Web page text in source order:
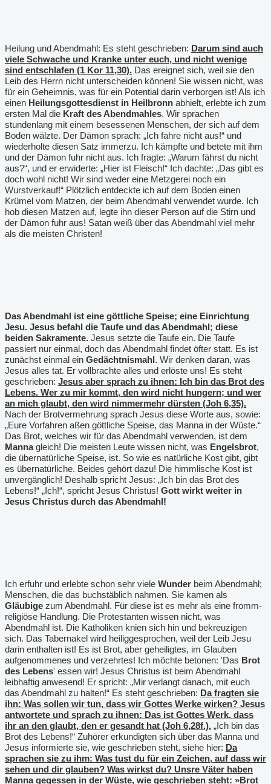
Heilung und Abendmahl: Es steht geschrieben: Darum sind auch
viele Schwache und Kranke unter euch, und nicht wenige
sind entschlafen (1 Kor 11,30). Das ereignet sich, weil sie den
Leib des Herrn nicht unterscheiden können! Sie wissen nicht, was
für ein Geheimnis, was für ein Potential darin verborgen ist! Als ich
einen Heilungsgottesdienst in Heilbronn abhielt, erlebte ich zum
ersten Mal die Kraft des Abendmahles. Wir sprachen
stundenlang mit einem besessenen Menschen, der sich auf dem
Boden wälzte. Der Dämon sprach: „Ich fahre nicht aus!“ und
wiederholte diesen Satz immerzu. Ich kämpfte und betete mit ihm
und der Dämon fuhr nicht aus. Ich fragte: „Warum fährst du nicht
aus?“, und er erwiderte: „Hier ist Fleisch!“ Ich dachte: „Das gibt es
doch wohl nicht! Wir sind weder eine Metzgerei noch ein
Wurstverkauf!“ Plötzlich entdeckte ich auf dem Boden einen
Krümel vom Matzen, der beim Abendmahl verwendet wurde. Ich
hob diesen Matzen auf, legte ihn dieser Person auf die Stirn und
der Dämon fuhr aus! Satan weiß über das Abendmahl viel mehr
als die meisten Christen!
Das Abendmahl ist eine göttliche Speise; eine Einrichtung
Jesu. Jesus befahl die Taufe und das Abendmahl; diese
beiden Sakramente. Jesus setzte die Taufe ein. Die Taufe
passiert nur einmal, doch das Abendmahl findet öfter statt. Es ist
zunächst einmal ein Gedächtnismahl . Wir denken daran, was
Jesus alles tat. Er vollbrachte alles und erlöste uns! Es steht
geschrieben: Jesus aber sprach zu ihnen: Ich bin das Brot des
Lebens. Wer zu mir kommt, den wird nicht hungern; und wer
an mich glaubt, den wird nimmermehr dürsten (Joh 6,35).
Nach der Brotvermehrung sprach Jesus diese Worte aus, sowie:
„Eure Vorfahren aßen göttliche Speise, das Manna in der Wüste.“
Das Brot, welches wir für das Abendmahl verwenden, ist dem
Mannagleich! Die meisten Leute wissen nicht, was Engelsbrot,
die übernatürliche Speise, ist. So wie es natürliche Kost gibt, gibt
es übernatürliche. Beides gehört dazu! Die himmlische Kost ist
unvergänglich! Deshalb spricht Jesus: „Ich bin das Brot des
Lebens!“ „Ich!“, spricht Jesus Christus! Gott wirkt weiter in
Jesus Christus durch das Abendmahl!
Ich erfuhr und erlebte schon sehr viele Wunder beim Abendmahl;
Menschen, die das buchstäblich nahmen. Sie kamen als
Gläubige zum Abendmahl. Für diese ist es mehr als eine fromm-
religiöse Handlung. Die Protestanten wissen nicht, was
Abendmahl ist. Die Katholiken knien sich hin und bekreuzigen
sich. Das Tabernakel wird heiliggesprochen, weil der Leib Jesu
darin enthalten ist! Es ist Brot, aber geheiligtes, im Glauben
aufgenommenes und verzehrtes! Ich möchte betonen: 'Das Brot
des Lebens' essen wir! Jesus Christus ist beim Abendmahl
leibhaftig anwesend! Er spricht: „Mir verlangt danach, mit euch
das Abendmahl zu halten!“ Es steht geschrieben: Da fragten sie
ihn: Was sollen wir tun, dass wir Gottes Werke wirken? Jesus
antwortete und sprach zu ihnen: Das ist Gottes Werk, dass
ihr an den glaubt, den er gesandt hat (Joh 6,28f.). „Ich bin das
Brot des Lebens!“ Zuhörer erkundigten sich über das Manna und
Jesus informierte sie, wie geschrieben steht, siehe hier: Da
sprachen sie zu ihm: Was tust du für ein Zeichen, auf dass wir
sehen und dir glauben? Was wirkst du? Unsre Väter haben
Manna gegessen in der Wüste, wie geschrieben steht: »Brot